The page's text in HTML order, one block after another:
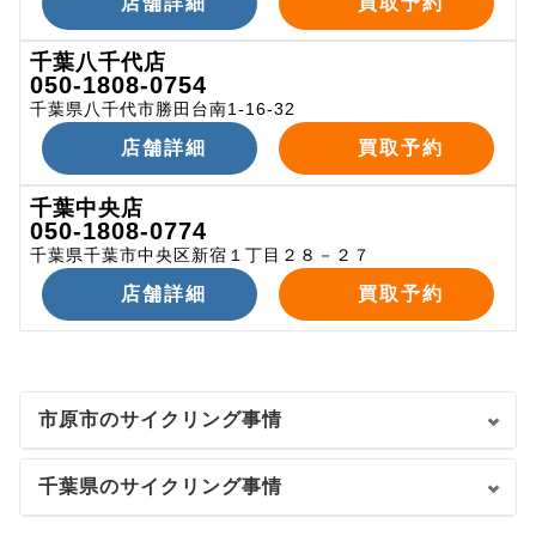
千葉八千代店
050-1808-0754
千葉県八千代市勝田台南1-16-32
店舗詳細 買取予約
千葉中央店
050-1808-0774
千葉県千葉市中央区新宿１丁目２８－２７
店舗詳細 買取予約
市原市のサイクリング事情
千葉県のサイクリング事情